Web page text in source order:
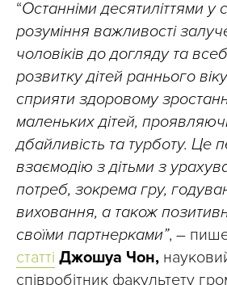
“Останніми десятиліттями у
розуміння важливості
чоловіків до догляду та
розвитку дітей раннього
сприяти здоровому
маленьких дітей,
дбайливість та турботу. Це
взаємодію з дітьми з
потреб, зокрема гру,
виховання, а також
своїми партнерками”, –
статті Джошуа Чон,
співробітник факультету